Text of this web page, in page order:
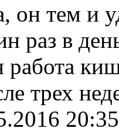
он тем и
раз в
работа
трех
20:35